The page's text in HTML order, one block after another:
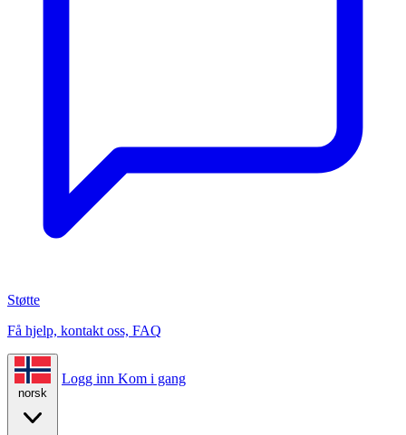
Støtte
Få hjelp, kontakt oss, FAQ
norsk
Logg inn Kom i gang